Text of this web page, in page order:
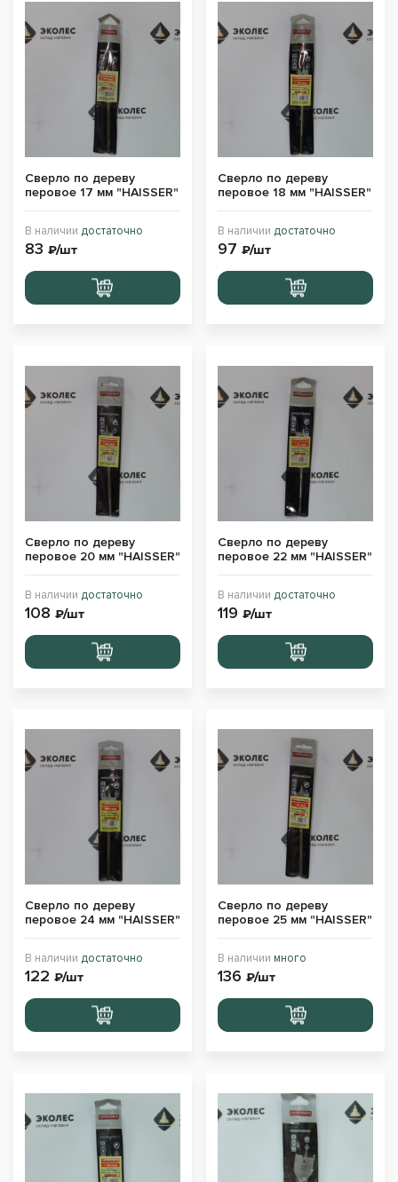
Сверло по дереву
перовое 17 мм "HAISSER"
В наличии достаточно
83 ₽/шт
Перейти
в корзину
Сверло по дереву
перовое 18 мм "HAISSER"
В наличии достаточно
97 ₽/шт
Перейти
в корзину
Сверло по дереву
перовое 20 мм "HAISSER"
В наличии достаточно
108 ₽/шт
Перейти
в корзину
Сверло по дереву
перовое 22 мм "HAISSER"
В наличии достаточно
119 ₽/шт
Перейти
в корзину
Сверло по дереву
перовое 24 мм "HAISSER"
В наличии достаточно
122 ₽/шт
Перейти
в корзину
Сверло по дереву
перовое 25 мм "HAISSER"
В наличии много
136 ₽/шт
Перейти
в корзину